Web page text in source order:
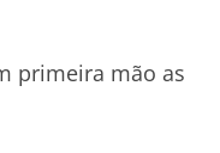
primeira mão as